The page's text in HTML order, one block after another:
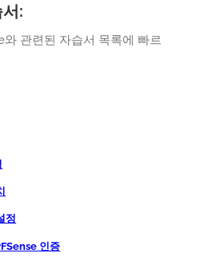
:
관련된 자습서 목록에 빠르
정
인증